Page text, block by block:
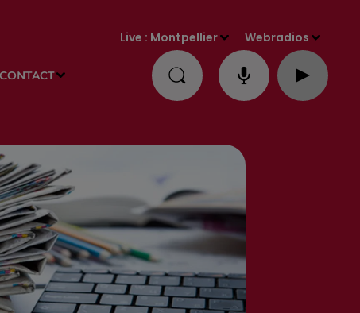
CONTACT
Live : Montpellier Webradios